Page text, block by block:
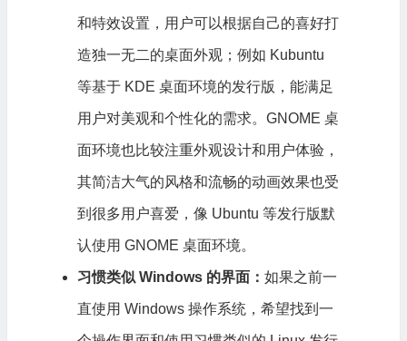
和特效设置，用户可以根据自己的喜好打
造独一无二的桌面外观；例如 Kubuntu
等基于 KDE 桌面环境的发行版，能满足
用户对美观和个性化的需求。GNOME 桌
面环境也比较注重外观设计和用户体验，
其简洁大气的风格和流畅的动画效果也受
到很多用户喜爱，像 Ubuntu 等发行版默
认使用 GNOME 桌面环境。
习惯类似 Windows 的界面： 如果之前一
直使用 Windows 操作系统，希望找到一